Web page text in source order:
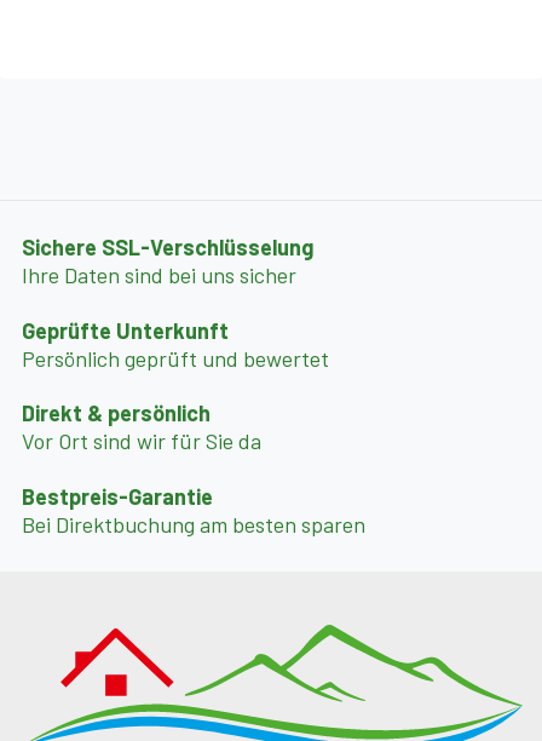
Sichere SSL-Verschlüsselung
Ihre Daten sind bei uns sicher
Geprüfte Unterkunft
Persönlich geprüft und bewertet
Direkt & persönlich
Vor Ort sind wir für Sie da
Bestpreis-Garantie
Bei Direktbuchung am besten sparen